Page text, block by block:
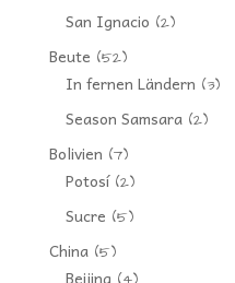
San Ignacio (2)
Beute (52)
In fernen Ländern (3)
Season Samsara(2)
Bolivien (7)
Potosí(2)
Sucre (5)
China(5)
Beijing